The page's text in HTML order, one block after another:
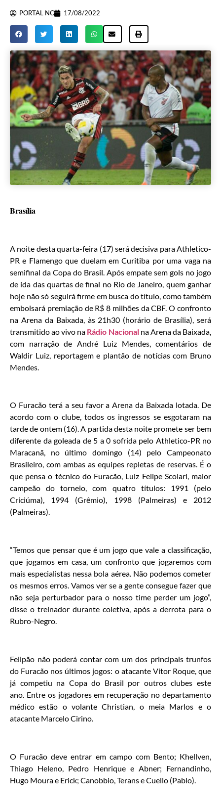
PORTAL NC 17/08/2022
Brasília
A noite desta quarta-feira (17) será decisiva para Athletico-
PR e Flamengo que duelam em Curitiba por uma vaga na
semifinal da Copa do Brasil. Após empate sem gols no jogo
de ida das quartas de final no Rio de Janeiro, quem ganhar
hoje não só seguirá firme em busca do título, como também
embolsará premiação de R$ 8 milhões da CBF. O confronto
na Arena da Baixada, às 21h30 (horário de Brasília), será
transmitido ao vivo na Rádio Nacional na Arena da Baixada,
com narração de André Luiz Mendes, comentários de
Waldir Luiz, reportagem e plantão de notícias com Bruno
Mendes.
O Furacão terá a seu favor a Arena da Baixada lotada. De
acordo com o clube, todos os ingressos se esgotaram na
tarde de ontem (16). A partida desta noite promete ser bem
diferente da goleada de 5 a 0 sofrida pelo Athletico-PR no
Maracanã, no último domingo (14) pelo Campeonato
Brasileiro, com ambas as equipes repletas de reservas. É o
que pensa o técnico do Furacão, Luiz Felipe Scolari, maior
campeão do torneio, com quatro títulos: 1991 (pelo
Criciúma), 1994 (Grêmio), 1998 (Palmeiras) e 2012
(Palmeiras).
“Temos que pensar que é um jogo que vale a classificação,
que jogamos em casa, um confronto que jogaremos com
mais especialistas nessa bola aérea. Não podemos cometer
os mesmos erros. Vamos ver se a gente consegue fazer que
não seja perturbador para o nosso time perder um jogo”,
disse o treinador durante coletiva, após a derrota para o
Rubro-Negro.
Felipão não poderá contar com um dos principais trunfos
do Furacão nos últimos jogos: o atacante Vitor Roque, que
já competiu na Copa do Brasil por outros clubes este
ano. Entre os jogadores em recuperação no departamento
médico estão o volante Christian, o meia Marlos e o
atacante Marcelo Cirino.
O Furacão deve entrar em campo com Bento; Khellven,
Thiago Heleno, Pedro Henrique e Abner; Fernandinho,
Hugo Moura e Erick; Canobbio, Terans e Cuello (Pablo).